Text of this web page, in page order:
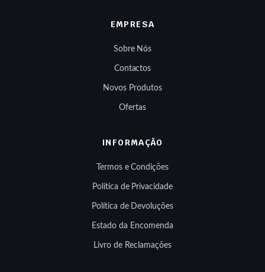
EMPRESA
Sobre Nós
Contactos
Novos Produtos
Ofertas
INFORMAÇÃO
Termos e Condições
Política de Privacidade
Política de Devoluções
Estado da Encomenda
Livro de Reclamações